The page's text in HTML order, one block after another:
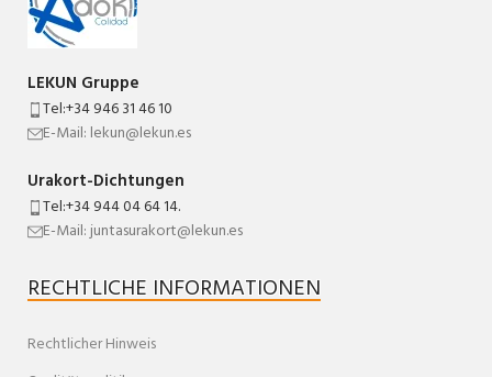
LEKUN Gruppe
Tel:+34 946 31 46 10
E-Mail: lekun@lekun.es
Urakort-Dichtungen
Tel:+34 944 04 64 14.
E-Mail: juntasurakort@lekun.es
RECHTLICHE INFORMATIONEN
Rechtlicher Hinweis